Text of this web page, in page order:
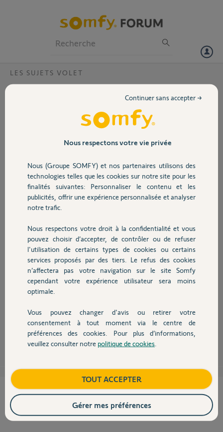
Volet
Sécurité
Domotique
Chauffage
Autres produits
Devis avec un pro
Contact
LES SUJETS VOLET
la programmation de ma telis1 ne se valide
ceux-ci sont en réglage automatique, pour les régler en position
impossible, j' appuie une deuxième fois, je pense que cela n'est pas
gilles F.
Participer au fil de discussion
Bonjour Gilles,
si vos moteurs oximo sont réglés en automatique vous ne pouvez pas
sur effort.
ced il y a presque 12 ans
Cette réponse vous a-t-elle aidé ?
NON OUI
Nous respectons votre vie privée
Nous (Groupe SOMFY) et nos partenaires utilisons des
technologies telles que les cookies sur notre site pour les
finalités suivantes: Personnaliser le contenu et les
publicités, offrir une expérience personnalisée et analyser
notre trafic.
Nous respectons votre droit à la confidentialité et vous
pouvez choisir d’accepter, de contrôler ou de refuser
l'utilisation de certains types de cookies ou certains
services proposés par des tiers. Le refus des cookies
n’affectera pas votre navigation sur le site Somfy
cependant votre expérience utilisateur sera moins
optimale.
Vous pouvez changer d'avis ou retirer votre
consentement à tout moment via le centre de
préférences des cookies. Pour plus d’informations,
veuillez consulter notre politique de cookies
Continuer sans accepter →
TOUT ACCEPTER
Gérer mes préférences